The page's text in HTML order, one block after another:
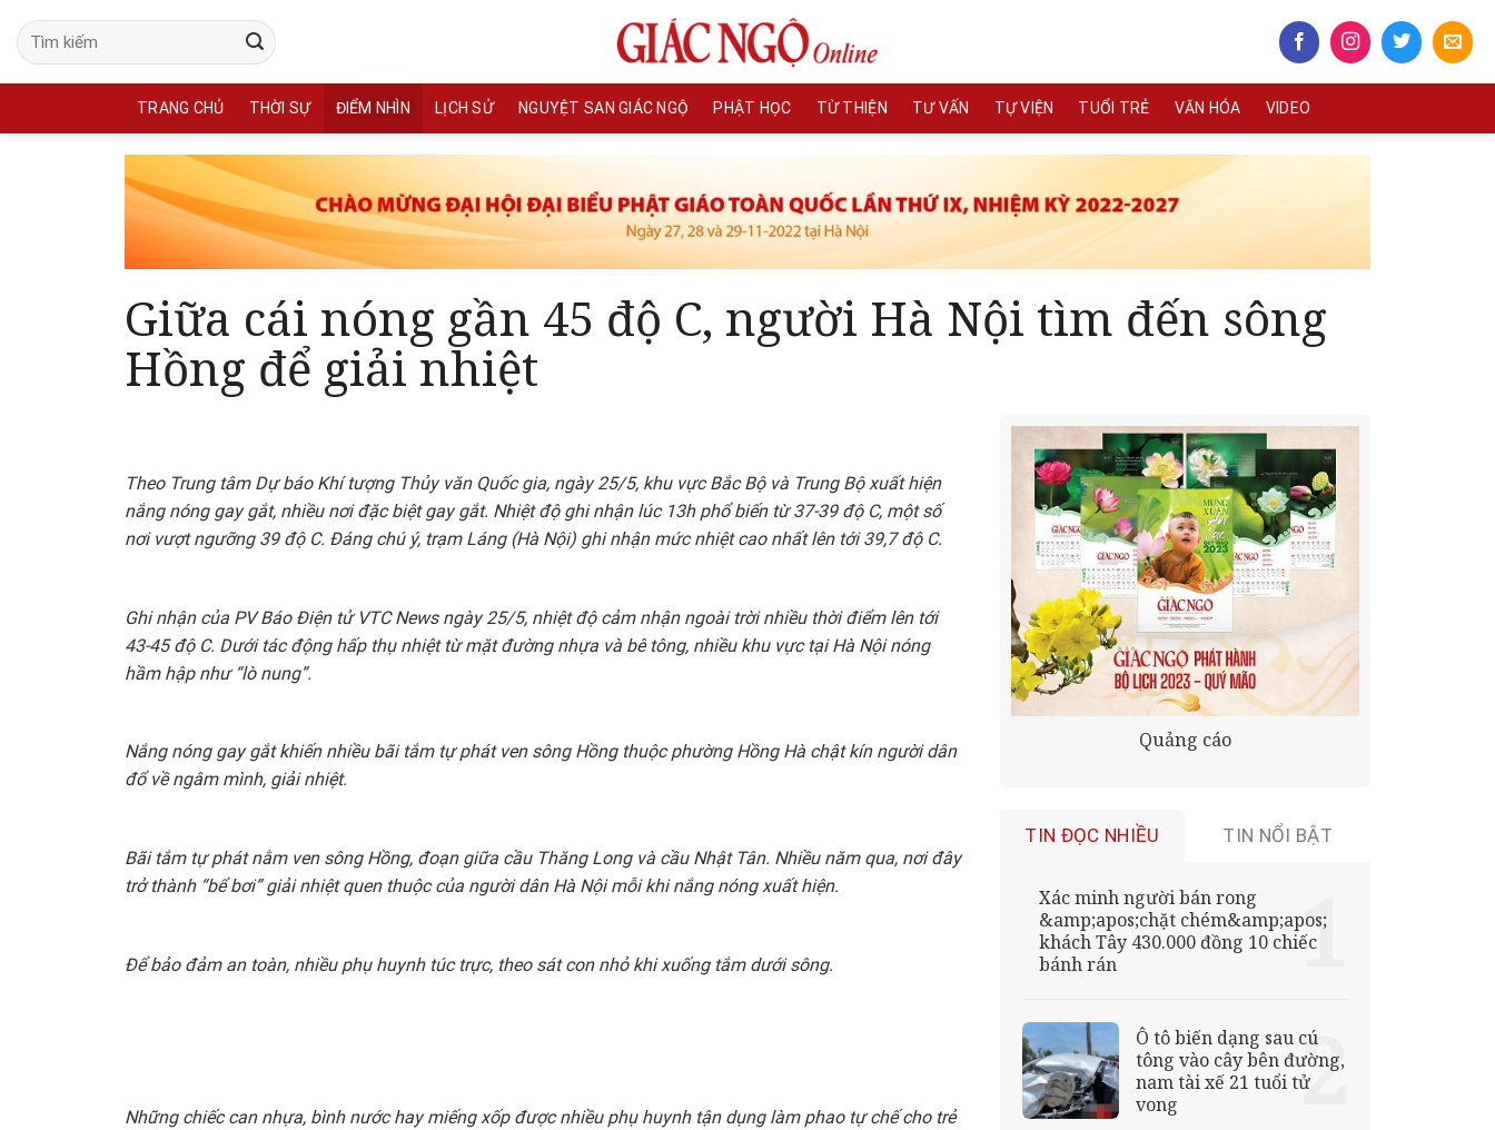
content
TRANG CHỦ THỜI SỰ ĐIỂM NHÌN LỊCH SỬ NGUYỆT SAN GIÁC NGỘ PHẬT HỌC TỪ THIỆN TƯ VẤN TỰ VIỆN TUỔI TRẺ VĂN HÓA VIDEO
Giữa cái nóng gần 45 độ C, người Hà Nội tìm đến sông
Hồng để giải nhiệt
Theo Trung tâm Dự báo Khí tượng Thủy văn Quốc gia, ngày 25/5, khu vực Bắc Bộ và Trung Bộ xuất hiện
nắng nóng gay gắt, nhiều nơi đặc biệt gay gắt. Nhiệt độ ghi nhận lúc 13h phổ biến từ 37-39 độ C, một số
nơi vượt ngưỡng 39 độ C. Đáng chú ý, trạm Láng (Hà Nội) ghi nhận mức nhiệt cao nhất lên tới 39,7 độ C.
Ghi nhận của PV Báo Điện tử VTC News ngày 25/5, nhiệt độ cảm nhận ngoài trời nhiều thời điểm lên tới
43-45 độ C. Dưới tác động hấp thụ nhiệt từ mặt đường nhựa và bê tông, nhiều khu vực tại Hà Nội nóng
hầm hập như “lò nung”.
Nắng nóng gay gắt khiến nhiều bãi tắm tự phát ven sông Hồng thuộc phường Hồng Hà chật kín người dân
đổ về ngâm mình, giải nhiệt.
Bãi tắm tự phát nằm ven sông Hồng, đoạn giữa cầu Thăng Long và cầu Nhật Tân. Nhiều năm qua, nơi đây
trở thành “bể bơi” giải nhiệt quen thuộc của người dân Hà Nội mỗi khi nắng nóng xuất hiện.
Để bảo đảm an toàn, nhiều phụ huynh túc trực, theo sát con nhỏ khi xuống tắm dưới sông.
Những chiếc can nhựa, bình nước hay miếng xốp được nhiều phụ huynh tận dụng làm phao tự chế cho trẻ
Quảng cáo
TIN ĐỌC NHIỀU TIN NỔI BẬT
Xác minh người bán rong
&amp;apos;chặt chém&amp;apos;
khách Tây 430.000 đồng 10 chiếc
bánh rán
Ô tô biến dạng sau cú
tông vào cây bên đường,
nam tài xế 21 tuổi tử
vong